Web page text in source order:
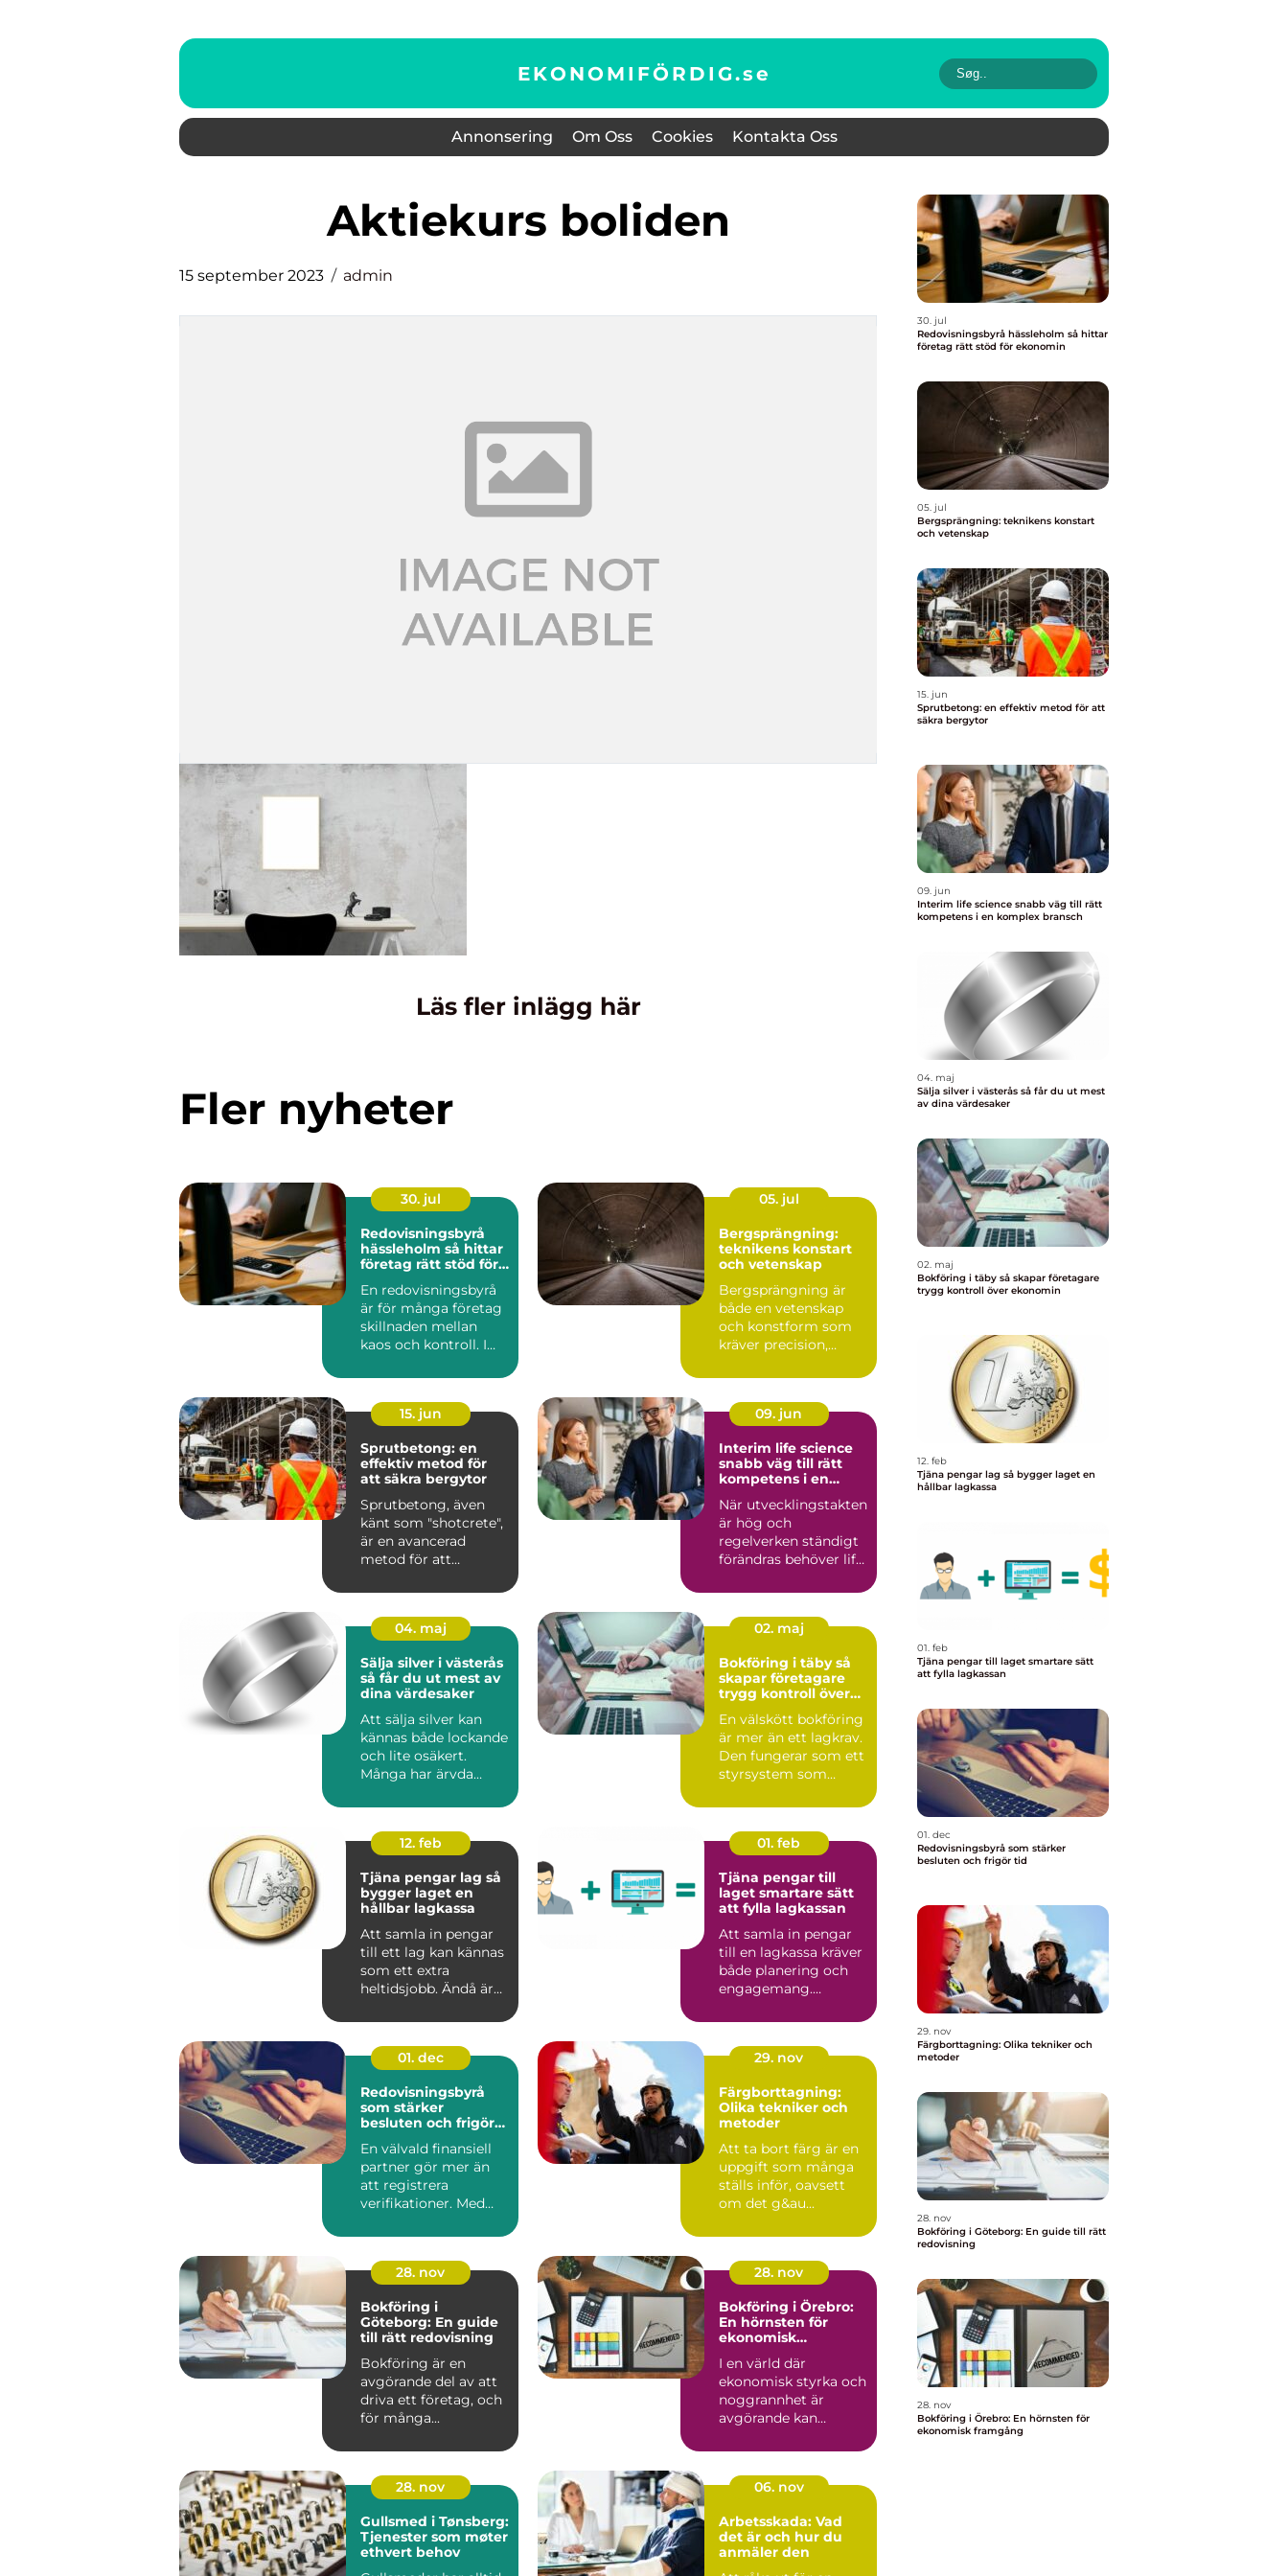
EKONOMIFÖRDIG.se
Annonsering Om Oss Cookies Kontakta Oss
aktiekurs boliden
15 september 2023 admin
Läs fler inlägg här
Fler nyheter
30. jul
Redovisningsbyrå
hässleholm så hittar
företag rätt stöd för
En redovisningsbyrå
är för många företag
skillnaden mellan
kaos och kontroll. I
det...
05. jul
Bergsprängning:
teknikens konstart
och vetenskap
Bergsprängning är
både en vetenskap
och konstform som
kräver precision,
teknik. ...
15. jun
Sprutbetong: en
effektiv metod för
att säkra bergytor
Sprutbetong, även
känt som "shotcrete",
är en avancerad
metod för att
09. jun
Interim life science
snabb väg till rätt
kompetens i en
När utvecklingstakten
är hög och
regelverken ständigt
förändras behöver life
sna...
04. maj
Sälja silver i västerås
så får du ut mest av
dina värdesaker
Att sälja silver kan
kännas både lockande
och lite osäkert.
Många har ärvda
smyc...
02. maj
Bokföring i täby så
skapar företagare
trygg kontroll över
En välskött bokföring
är mer än ett lagkrav.
Den fungerar som ett
styrsystem som
12. feb
Tjäna pengar lag så
bygger laget en
hållbar lagkassa
Att samla in pengar
till ett lag kan kännas
som ett extra
heltidsjobb. Ändå är
01. feb
Tjäna pengar till
laget smartare sätt
att fylla lagkassan
Att samla in pengar
till en lagkassa kräver
både planering och
engagemang.
en cu...
01. dec
Redovisningsbyrå
som stärker
besluten och frigör
En välvald finansiell
partner gör mer än
att registrera
verifikationer. Med
29. nov
Färgborttagning:
Olika tekniker och
metoder
Att ta bort färg är en
uppgift som många
ställs inför, oavsett
om det g&au...
28. nov
Bokföring i
Göteborg: En guide
till rätt redovisning
Bokföring är en
avgörande del av att
driva ett företag, och
för många...
28. nov
Bokföring i Örebro:
En hörnsten för
ekonomisk
I en värld där
ekonomisk styrka och
noggrannhet är
avgörande kan
28. nov
Gullsmed i Tønsberg:
Tjenester som møter
ethvert behov
06. nov
Arbetsskada: Vad
det är och hur du
anmäler den
30. jul
Redovisningsbyrå hässleholm så hittar
företag rätt stöd för ekonomin
05. jul
Bergsprängning: teknikens konstart
och vetenskap
15. jun
Sprutbetong: en effektiv metod för att
säkra bergytor
09. jun
Interim life science snabb väg till rätt
kompetens i en komplex bransch
04. maj
Sälja silver i västerås så får du ut mest
av dina värdesaker
02. maj
Bokföring i täby så skapar företagare
trygg kontroll över ekonomin
12. feb
Tjäna pengar lag så bygger laget en
hållbar lagkassa
01. feb
Tjäna pengar till laget smartare sätt
att fylla lagkassan
01. dec
Redovisningsbyrå som stärker
besluten och frigör tid
29. nov
Färgborttagning: Olika tekniker och
metoder
28. nov
Bokföring i Göteborg: En guide till rätt
redovisning
28. nov
Bokföring i Örebro: En hörnsten för
ekonomisk framgång